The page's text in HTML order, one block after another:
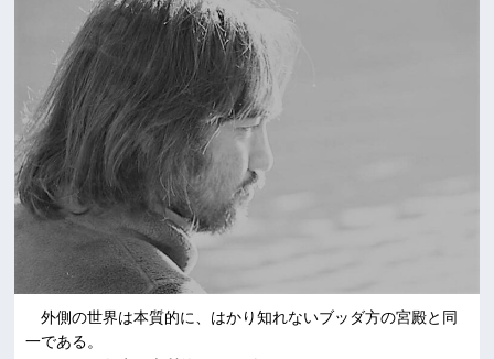
外側の世界は本質的に、はかり知れないブッダ方の宮殿と同
一である。